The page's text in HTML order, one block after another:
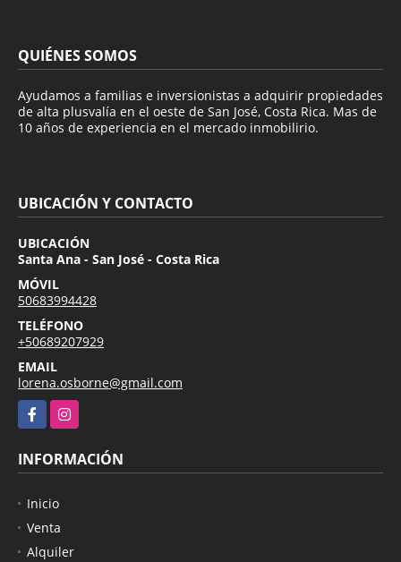
QUIÉNES SOMOS
Ayudamos a familias e inversionistas a adquirir propiedades
de alta plusvalía en el oeste de San José, Costa Rica. Mas de
10 años de experiencia en el mercado inmobilirio.
UBICACIÓN Y CONTACTO
UBICACIÓN
Santa Ana - San José - Costa Rica
MÓVIL
50683994428
TELÉFONO
+50689207929
EMAIL
lorena.osborne@gmail.com
FacebookInstagram
INFORMACIÓN
Inicio
Venta
Alquiler